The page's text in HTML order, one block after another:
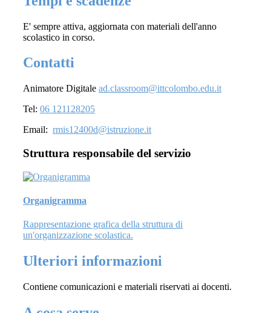
E' sempre attiva, aggiornata con materiali dell'anno
scolastico in corso.
Contatti
Animatore Digitale ad.classroom@ittcolombo.edu.it
Tel: 06 121128205
Email: rmis12400d@istruzione.it
Struttura responsabile del servizio
Organigramma
Rappresentazione grafica della struttura di
un'organizzazione scolastica.
Ulteriori informazioni
Contiene comunicazioni e materiali riservati ai docenti.